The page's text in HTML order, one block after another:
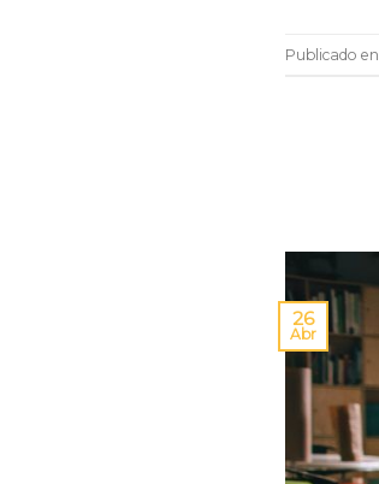
Publicado en
26
Abr